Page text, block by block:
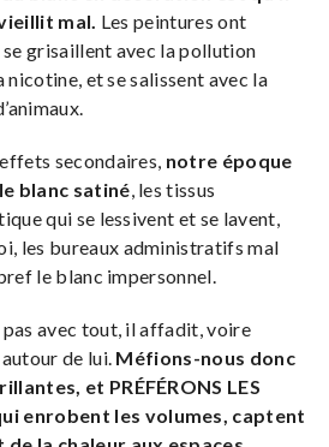
mal. Les peintures ont
se grisaillent avec la pollution
nicotine, et se salissent avec la
secondaires, notre époque
blanc satiné, les tissus
qui se lessivent et se lavent,
les bureaux administratifs mal
le blanc impersonnel.
avec tout, il affadit, voire
de lui. Méfions-nous donc
et PRÉFÉRONS LES
enrobent les volumes, captent